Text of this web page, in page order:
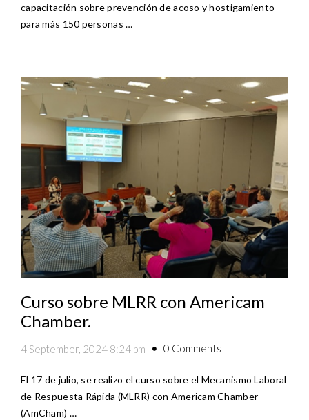
capacitación sobre prevención de acoso y hostigamiento
para más 150 personas …
Curso sobre MLRR con Americam
Chamber.
4 September, 2024 8:24 pm 0 Comments
El 17 de julio, se realizo el curso sobre el Mecanismo Laboral
de Respuesta Rápida (MLRR) con Americam Chamber
(AmCham) …